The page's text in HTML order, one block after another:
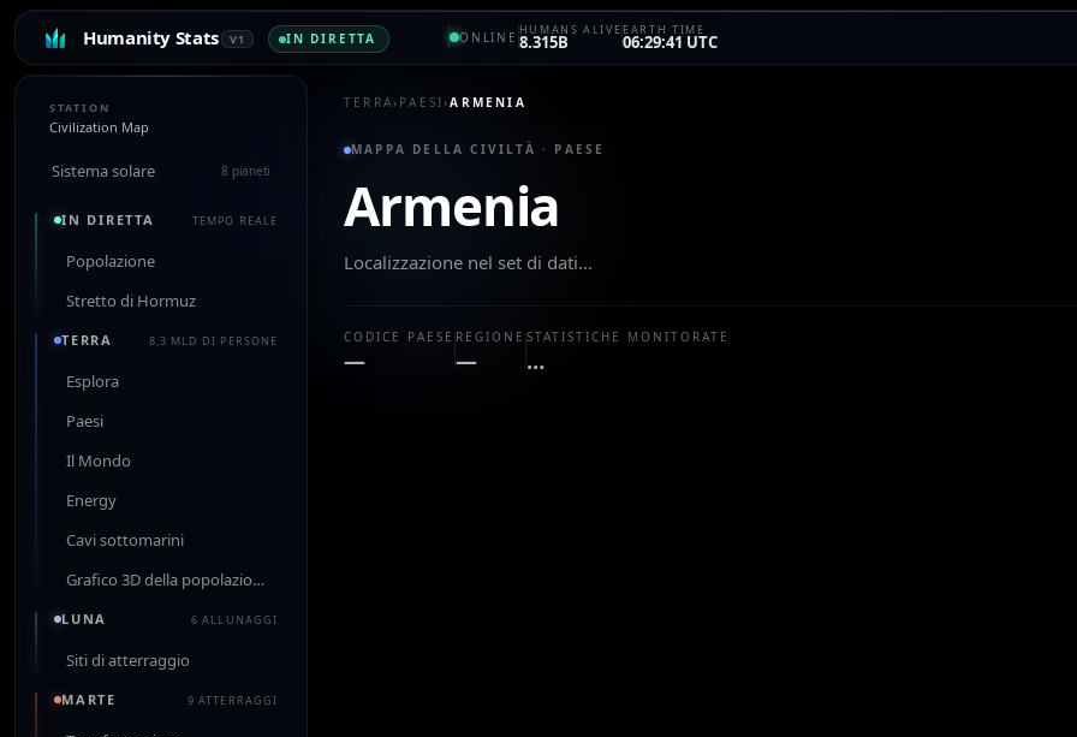
Humanity Stats V1 IN DIRETTA ONLINE HUMANS ALIVE
8.315B
EARTH TIME
06:29:41 UTC
STATION
Civilization Map
Sistema solare 8 pianeti
IN DIRETTA TEMPO REALE
Popolazione
Stretto di Hormuz
TERRA 8,3 MLD DI PERSONE
Esplora
Paesi
Il Mondo
Energy
Cavi sottomarini
Grafico 3D della popolazione
LUNA 6 ALLUNAGGI
Siti di atterraggio
MARTE 9 ATTERRAGGI
TERRA› PAESI›ARMENIA
MAPPA DELLA CIVILTÀ · PAESE
Armenia
Localizzazione nel set di dati…
CODICE PAESE
—
REGIONE
—
STATISTICHE MONITORATE
…